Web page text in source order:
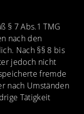
§ 7 Abs.1 TMG
nach den
Nach §§ 8 bis
jedoch nicht
fremde
nach Umständen
Tätigkeit